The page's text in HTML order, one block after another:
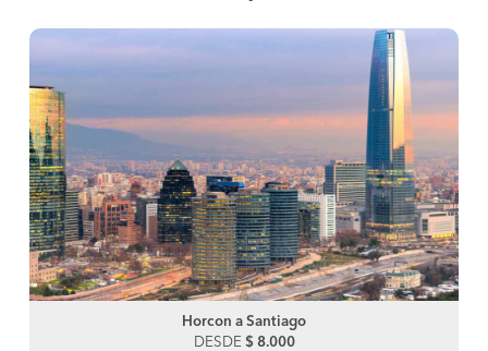
Horcon a Santiago
DESDE $ 8.000